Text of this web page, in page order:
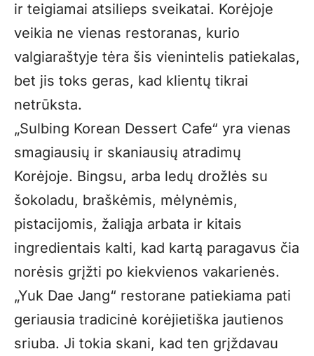
ir teigiamai atsilieps sveikatai. Korėjoje
veikia ne vienas restoranas, kurio
valgiaraštyje tėra šis vienintelis patiekalas,
bet jis toks geras, kad klientų tikrai
netrūksta.
„Sulbing Korean Dessert Cafe“ yra vienas
smagiausių ir skaniausių atradimų
Korėjoje. Bingsu, arba ledų drožlės su
šokoladu, braškėmis, mėlynėmis,
pistacijomis, žaliąja arbata ir kitais
ingredientais kalti, kad kartą paragavus čia
norėsis grįžti po kiekvienos vakarienės.
„Yuk Dae Jang“ restorane patiekiama pati
geriausia tradicinė korėjietiška jautienos
sriuba. Ji tokia skani, kad ten grįždavau